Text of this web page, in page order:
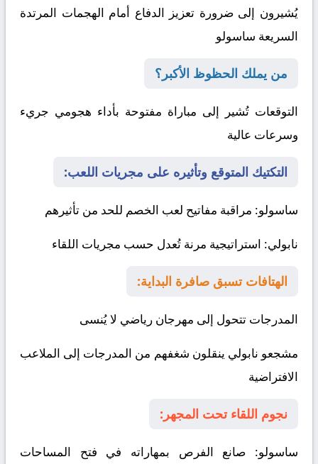
يُشيرون إلى ضرورة تعزيز الدفاع أمام الهجمات المرتدة
السريعة ساسولو
من يملك الحظوظ الأكبر؟
التوقعات تُشير إلى مباراة مفتوحة بأداء هجومي جريء
وسرعات عالية
التكتيك المتوقع وتأثيره على مجريات اللعب:
ساسولو: مراقبة مفاتيح لعب الخصم للحد من تأثيرهم
نابولي: استراتيجية مرنة تُعدل حسب مجريات اللقاء
الهتافات تسبق صافرة البداية:
المدرجات تتحول إلى مهرجان رياضي لا يُنسى
مشجعو نابولي ينقلون شغفهم من المدرجات إلى الملاعب
الافتراضية
نجوم اللقاء تحت المجهر:
ساسولو: صانع الفرص بمهاراته في فتح المساحات